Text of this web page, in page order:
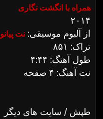
همراه با انگشت نگاری
۲۰۱۴
از آلبوم موسیقی: نت پیانو
تراک: ۸۵۱
طول آهنگ: ۴:۴۴
نت آهنگ: ۴ صفحه
طپش / سایت های دیگر